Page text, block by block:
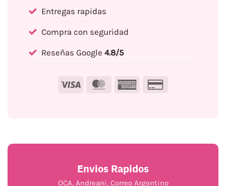
Entregas rapidas
Compra con seguridad
Reseñas Google 4.8/5
Visa MasterCardAmerican
Envios Rapidos
OCA, Andreani, Correo Argentino